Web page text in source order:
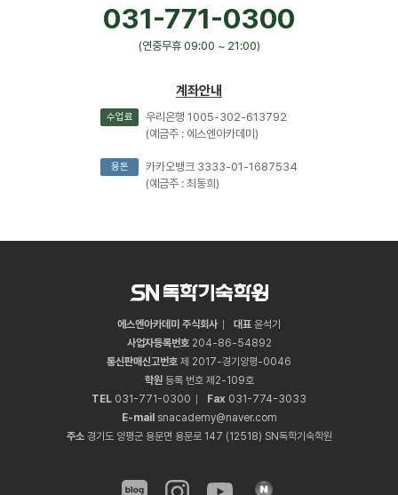
031-771-0300
(연중무휴 09:00 ~ 21:00)
계좌안내
수업료
우리은행 1005-302-613792
(예금주 : 에스엔아카데미)
용돈
카카오뱅크 3333-01-1687534
(예금주 : 최동희)
에스엔아카데미 주식회사 대표 윤석기
사업자등록번호 204-86-54892
통신판매신고번호 제 2017-경기양평-0046
학원등록 번호 제2-109호
TEL 031 -771 -0300 Fax 031 -774-3033
E-mail snacademy@naver.com
주소경기도 양평군 용문면 용문로 147 (12518) SN독학기숙학원